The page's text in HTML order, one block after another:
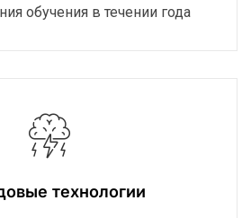
обучения в течении года
технологии